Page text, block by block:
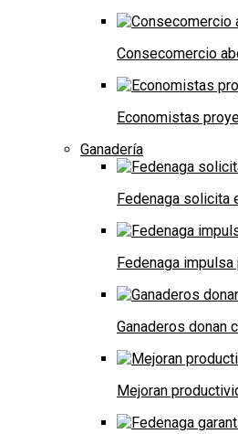
Consecomercio
Economistas
Ganadería
Fedenaga solicita
Fedenaga
Ganaderos donan
Mejoran